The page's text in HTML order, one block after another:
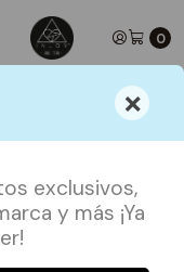
×
exclusivos,
y más ¡Ya
0
11 de Agosto
Retro